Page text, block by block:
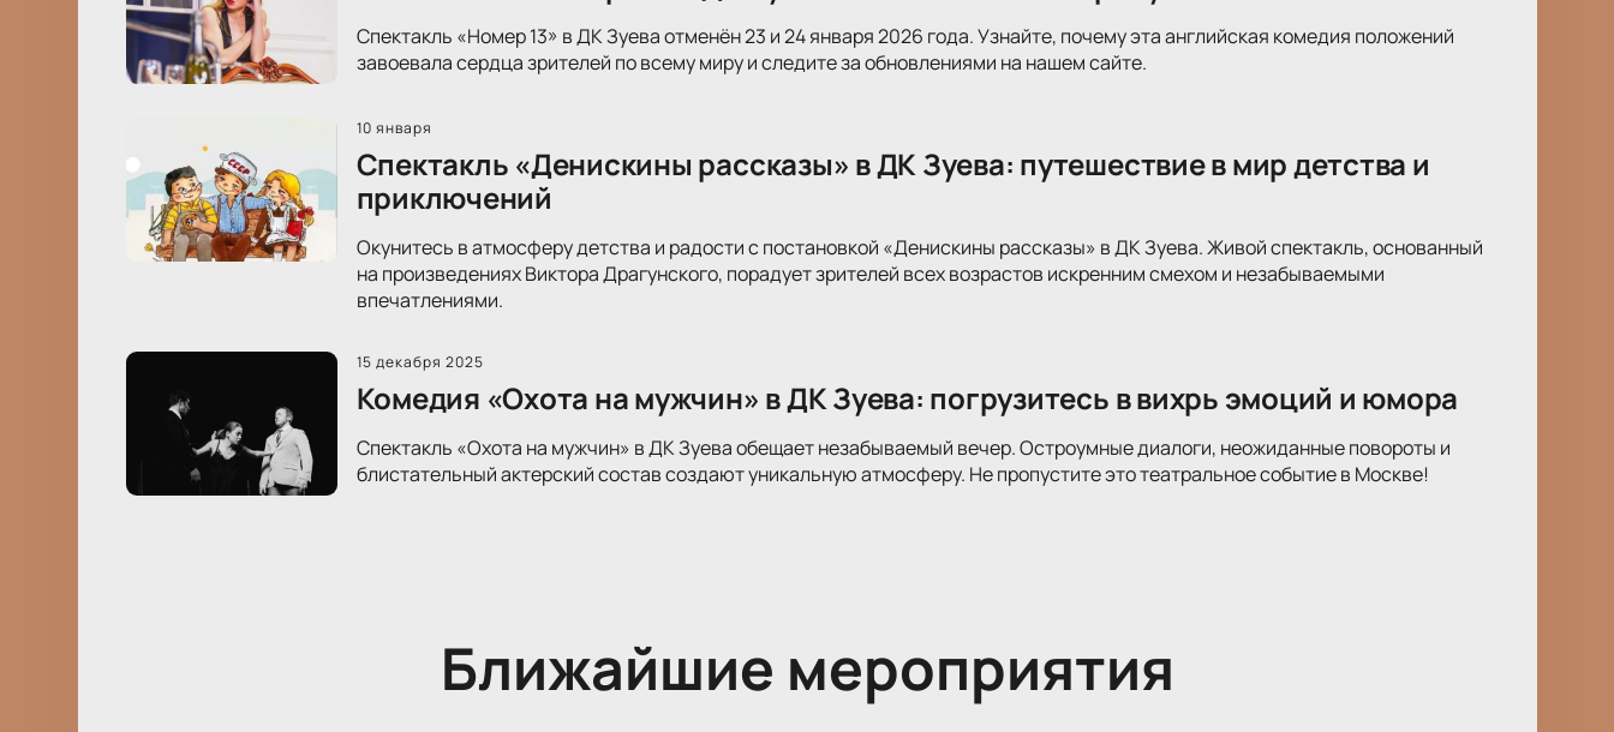
Спектакль «Номер 13» в ДК Зуева отменён 23 и 24 января 2026 года. Узнайте, почему эта английская комедия положений
завоевала сердца зрителей по всему миру и следите за обновлениями на нашем сайте.
10 января
Спектакль «Денискины рассказы» в ДК Зуева: путешествие в мир детства и
приключений
Окунитесь в атмосферу детства и радости с постановкой «Денискины рассказы» в ДК Зуева. Живой спектакль, основанный
на произведениях Виктора Драгунского, порадует зрителей всех возрастов искренним смехом и незабываемыми
впечатлениями.
15 декабря 2025
Комедия «Охота на мужчин» в ДК Зуева: погрузитесь в вихрь эмоций и юмора
Спектакль «Охота на мужчин» в ДК Зуева обещает незабываемый вечер. Остроумные диалоги, неожиданные повороты и
блистательный актерский состав создают уникальную атмосферу. Не пропустите это театральное событие в Москве!
Ближайшие мероприятия